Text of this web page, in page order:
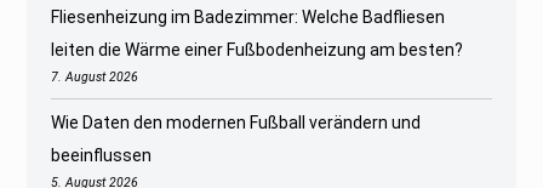
Fliesenheizung im Badezimmer: Welche Badfliesen
leiten die Wärme einer Fußbodenheizung am besten?
7. August 2026
Wie Daten den modernen Fußball verändern und
beeinflussen
5. August 2026